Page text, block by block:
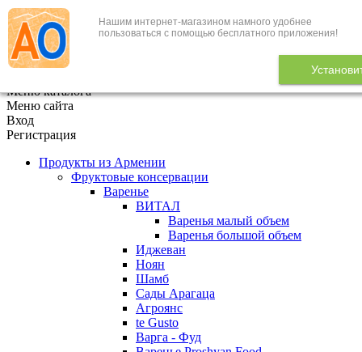
Нашим интернет-магазином намного удобнее
пользоваться с помощью бесплатного приложения!
+7 (495) 646-888-1
В корзине 0
Меню каталога
Меню сайта
Вход
Регистрация
Продукты из Армении
Фруктовые консервации
Варенье
ВИТАЛ
Варенья малый объем
Варенья большой объем
Иджеван
Ноян
Шамб
Сады Арагаца
Агроянс
te Gusto
Варга - Фуд